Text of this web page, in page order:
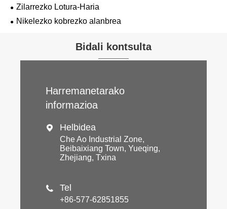
Zilarrezko Lotura-Haria
Nikelezko kobrezko alanbrea
Bidali kontsulta
Harremanetarako
informazioa
 Helbidea
Che Ao Industrial Zone,
Beibaixiang Town, Yueqing,
Zhejiang, Txina
 Tel
+86-577-62851855